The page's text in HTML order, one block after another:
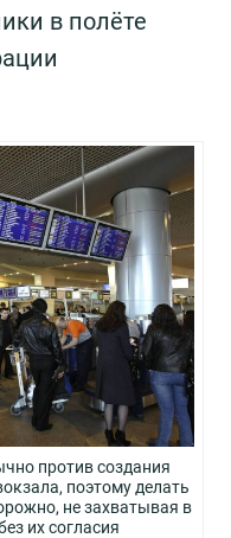
в полёте
против создания
поэтому делать
не захватывая в
их согласия